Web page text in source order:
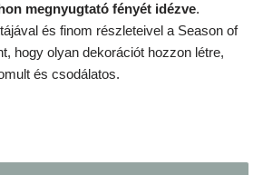
megnyugtató fényét idézve.
és finom részleteivel a Season of
hogy olyan dekorációt hozzon létre,
és csodálatos.